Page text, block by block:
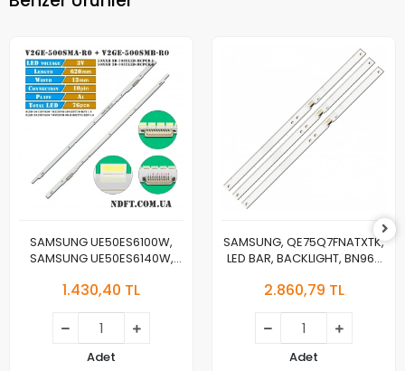
SAMSUNG UE50ES6100W,
SAMSUNG UE50ES6140W,
7032LED-MCPCB-L V2GE-
7032LED-MCPCB-R V2GE-
500SMB-R0
1.430,40 TL
Adet
SAMSUNG, QE75Q7FNATXTK,
LED BAR, BACKLIGHT, BN96-
V8Q7-750SM0-R1
2.860,79 TL
Adet